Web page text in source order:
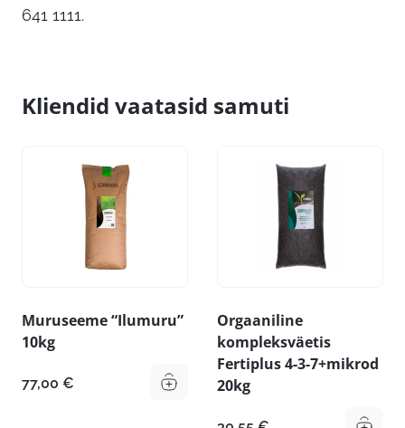
641 1111.
Kliendid vaatasid samuti
Muruseeme “Ilumuru”
10kg
77,00 €
Orgaaniline
kompleksväetis
Fertiplus 4-3-7+mikrod
20kg